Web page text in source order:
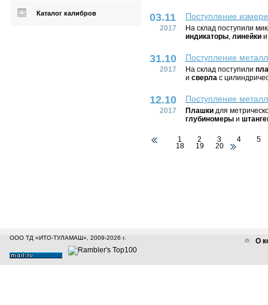
Каталог калибров 03.11
2017
Поступление
На склад поступили
индикаторы, линейки
31.10
2017
Поступление
На склад поступили
и сверла с
12.10
2017
Поступление
Плашки для
глубиномеры и
1 2 3 4 5
18 19 20
ООО ТД «ИТО-ТУЛАМАШ», 2009-2026 г. О